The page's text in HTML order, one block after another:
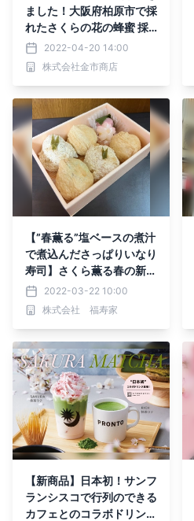
ました！大阪府柏原市で採
れたさくらの花の蜂蜜 採
蜜から10日以内に瓶詰し
たフレッシュな風味を楽し
んで
2022-04-20 14:00
株式会社金市商店
【”春薫る”塩ベースの煮汁
で煮込んださっぱりいなり
寿司】さくら薫る春の新作
いなり寿司を高級伊奈利寿
司専門店『福寿家』が新発
売！
2022-03-22 10:00
株式会社 福寿家
【新商品】日本初！サンフ
ランシスコで行列のできる
カフェとのコラボドリンク